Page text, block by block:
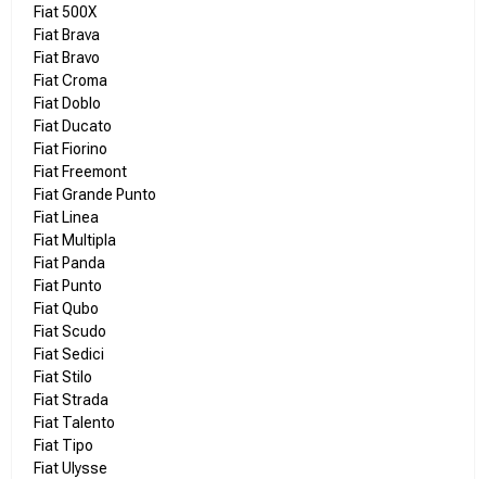
Fiat 500X
Fiat Brava
Fiat Bravo
Fiat Croma
Fiat Doblo
Fiat Ducato
Fiat Fiorino
Fiat Freemont
Fiat Grande Punto
Fiat Linea
Fiat Multipla
Fiat Panda
Fiat Punto
Fiat Qubo
Fiat Scudo
Fiat Sedici
Fiat Stilo
Fiat Strada
Fiat Talento
Fiat Tipo
Fiat Ulysse